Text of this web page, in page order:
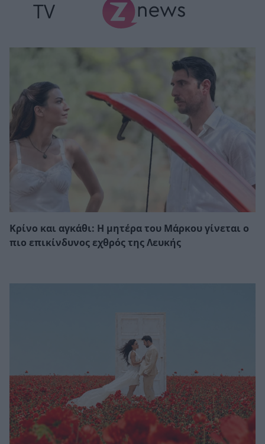
TV
Κρίνο και αγκάθι: Η μητέρα του Μάρκου γίνεται ο
πιο επικίνδυνος εχθρός της Λευκής